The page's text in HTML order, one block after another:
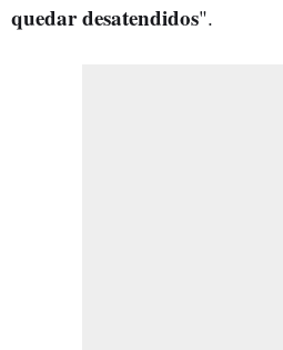
quedar desatendidos".